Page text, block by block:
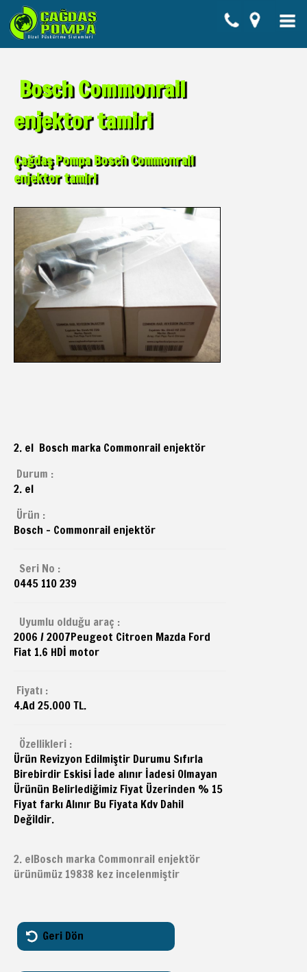
Bosch Commonrail
enjektor tamiri
Çağdaş Pompa Bosch Commonrail
enjektor tamiri
2. el Bosch marka Commonrail enjektör
Durum :
2. el
Ürün :
Bosch - Commonrail enjektör
Seri No :
0445 110 239
Uyumlu olduğu araç :
2006 / 2007Peugeot Citroen Mazda Ford
Fiat 1.6 HDİ motor
Fiyatı :
4.Ad 25.000 TL.
Özellikleri :
Ürün Revizyon Edilmiştir Durumu Sıfırla
Birebirdir Eskisi İade alınır İadesi Olmayan
Ürünün Belirlediğimiz Fiyat Üzerinden % 15
Fiyat farkı Alınır Bu Fiyata Kdv Dahil
Değildir.
2. elBosch marka Commonrail enjektör
ürünümüz 19838 kez incelenmiştir
Geri Dön